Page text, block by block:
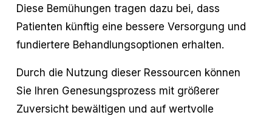
Diese Bemühungen tragen dazu bei, dass
Patienten künftig eine bessere Versorgung und
fundiertere Behandlungsoptionen erhalten.
Durch die Nutzung dieser Ressourcen können
Sie Ihren Genesungsprozess mit größerer
Zuversicht bewältigen und auf wertvolle